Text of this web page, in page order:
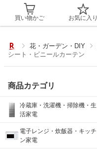
買い物かご お気に入り
花・ガーデン・DIY
シート・ビニールカーテン
商品カテゴリ
冷蔵庫・洗濯機・掃除機・生
活家電
電子レンジ・炊飯器・キッチ
ン家電